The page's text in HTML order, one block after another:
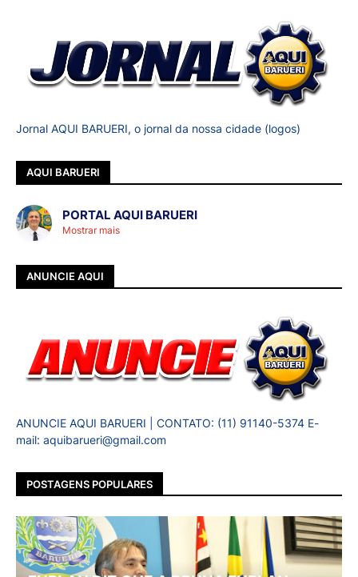
Jornal AQUI BARUERI, o jornal da nossa cidade (logos)
AQUI BARUERI
PORTAL AQUI BARUERI
Mostrar mais
ANUNCIE AQUI
ANUNCIE AQUI BARUERI | CONTATO: (11) 91140-5374 E-
mail: aquibarueri@gmail.com
POSTAGENS POPULARES